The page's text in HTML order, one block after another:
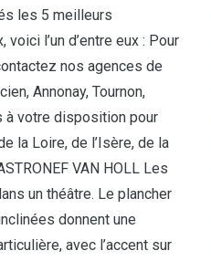
les 5 meilleurs
l’un d’entre eux : Pour
nos agences de
Annonay, Tournon,
à votre disposition pour
la Loire, de l’Isère, de la
VAN HOLL Les
un théâtre. Le plancher
donnent une
avec l’accent sur